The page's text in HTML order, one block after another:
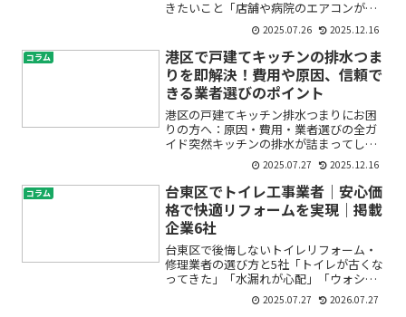
きたいこと「店舗や病院のエアコンが壊
れてしまった」「急いでエアコンを新し
く設置したい」「法人向けの信頼できる
業者を探している」――荒川区でエアコン工
事やメンテナンスを検...
2025.07.26 2025.12.16
コラム
港区で戸建てキッチンの排水つま
りを即解決！費用や原因、信頼で
きる業者選びのポイント
港区の戸建てキッチン排水つまりにお困
りの方へ：原因・費用・業者選びの全ガ
イド突然キッチンの排水が詰まってしま
い、水が流れなくなる――そんなトラブルに
直面して、不安や戸惑いを感じていませ
んか？「どうして詰まったの？」「この
まま使い続けて大丈夫...
2025.07.27 2025.12.16
コラム
台東区でトイレ工事業者｜安心価
格で快適リフォームを実現｜掲載
企業6社
台東区で後悔しないトイレリフォーム・
修理業者の選び方と5社「トイレが古くな
ってきた」「水漏れが心配」「ウォシュ
レットを交換したい」など、トイレのリ
フォームや修理のことで悩んでいません
2025.07.27 2026.07.27